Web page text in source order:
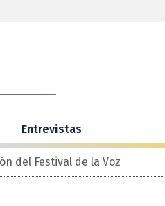
Entrevistas
del Festival de la Voz